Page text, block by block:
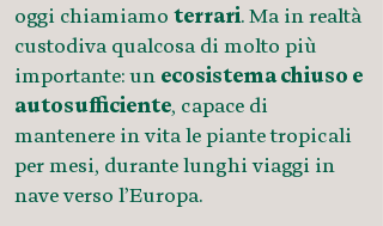
oggi chiamiamo terrari. Ma in realtà
custodiva qualcosa di molto più
importante: un ecosistema chiuso e
autosufficiente, capace di
mantenere in vita le piante tropicali
per mesi, durante lunghi viaggi in
nave verso l’Europa.